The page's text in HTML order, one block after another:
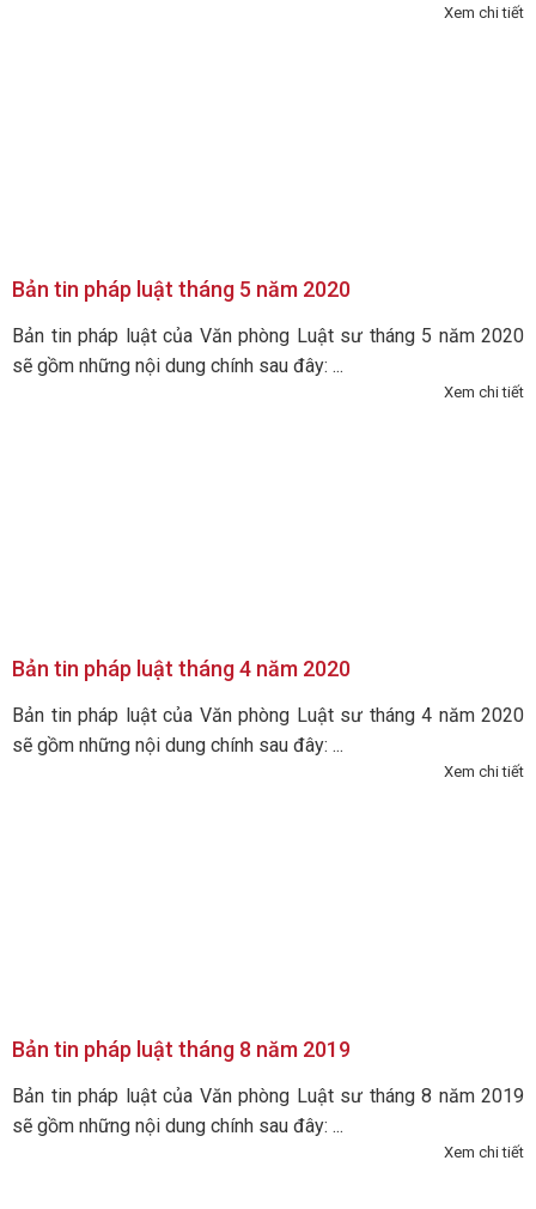
Xem chi tiết
Bản tin pháp luật tháng 5 năm 2020
Bản tin pháp luật của Văn phòng Luật sư tháng 5 năm 2020
sẽ gồm những nội dung chính sau đây: ...
Xem chi tiết
Bản tin pháp luật tháng 4 năm 2020
Bản tin pháp luật của Văn phòng Luật sư tháng 4 năm 2020
sẽ gồm những nội dung chính sau đây: ...
Xem chi tiết
Bản tin pháp luật tháng 8 năm 2019
Bản tin pháp luật của Văn phòng Luật sư tháng 8 năm 2019
sẽ gồm những nội dung chính sau đây: ...
Xem chi tiết